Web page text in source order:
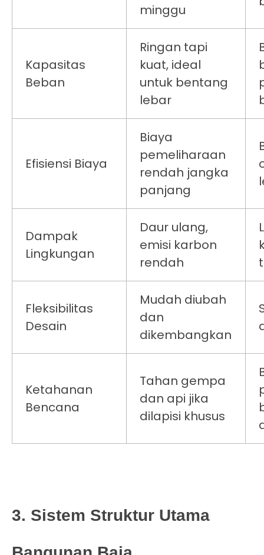
minggu
Kapasitas
Beban
Ringan tapi
kuat, ideal
untuk bentang
lebar
Efisiensi Biaya
Biaya
pemeliharaan
rendah jangka
panjang
Dampak
Lingkungan
Daur ulang,
emisi karbon
rendah
Fleksibilitas
Desain
Mudah diubah
dan
dikembangkan
Ketahanan
Bencana
Tahan gempa
dan api jika
dilapisi khusus
3. Sistem Struktur Utama